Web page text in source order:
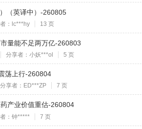
（英译中）-260805
：lc***hy 13 页
量能不足两万亿-260803
分享者：小妖***ol 5 页
荡上行-260804
分享者：ED***ZP 7 页
产业价值重估-260804
：钟***** 7 页